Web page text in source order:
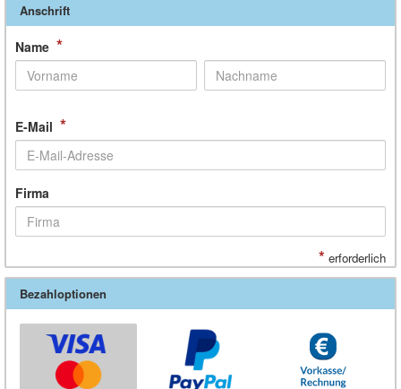
Anschrift
Name *
E-Mail *
Firma
* erforderlich
Bezahloptionen